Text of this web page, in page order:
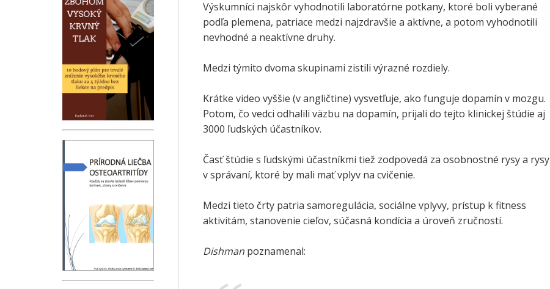
Výskumníci najskôr vyhodnotili laboratórne potkany, ktoré boli vyberané
podľa plemena, patriace medzi najzdravšie a aktívne, a potom vyhodnotili
nevhodné a neaktívne druhy.
Medzi týmito dvoma skupinami zistili výrazné rozdiely.
Krátke video vyššie (v angličtine) vysvetľuje, ako funguje dopamín v mozgu.
Potom, čo vedci odhalili väzbu na dopamín, prijali do tejto klinickej štúdie aj
3000 ľudských účastníkov.
Časť štúdie s ľudskými účastníkmi tiež zodpovedá za osobnostné rysy a rysy
v správaní, ktoré by mali mať vplyv na cvičenie.
Medzi tieto črty patria samoregulácia, sociálne vplyvy, prístup k fitness
aktivitám, stanovenie cieľov, súčasná kondícia a úroveň zručností.
Dishman poznamenal: